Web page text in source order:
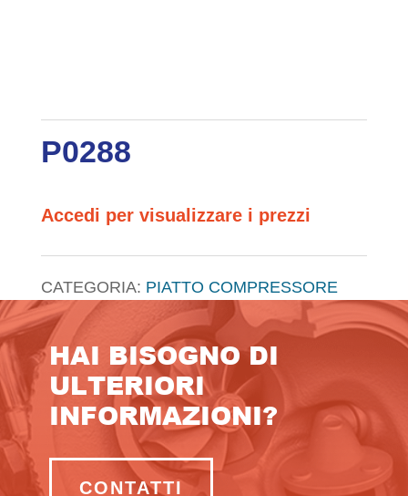
P0288
Accedi per visualizzare i prezzi
CATEGORIA: PIATTO COMPRESSORE
HAI BISOGNO DI
ULTERIORI
INFORMAZIONI?
CONTATTI